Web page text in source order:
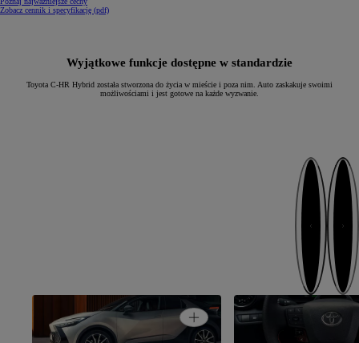
Zobacz cennik i specyfikację (pdf)(Opens in new window)
Wyjątkowe funkcje dostępne w standardzie
Toyota C-HR Hybrid została stworzona do życia w mieście i poza nim. Auto zaskakuje swoimi
możliwościami i jest gotowe na każde wyzwanie.
Poprzedni
Auto koncepcyjne na drodze
Open card
Dopasuj do siebie